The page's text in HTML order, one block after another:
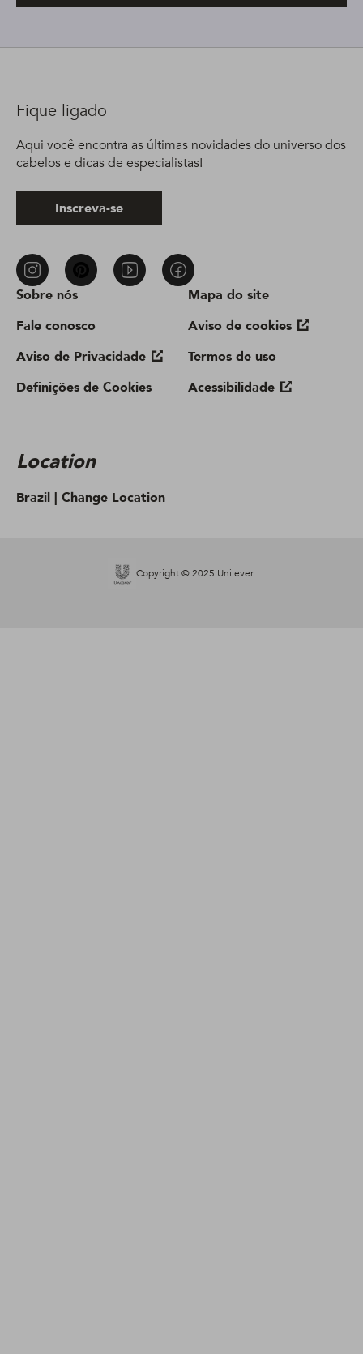
Sobre nós
Fale conosco
Aviso de Privacidade
Definições de Cookies
Mapa do site
Aviso de cookies
Termos de uso
Acessibilidade
Location
Brazil | Change Location
Fique ligado
Aqui você encontra as últimas novidades do universo dos
cabelos e dicas de especialistas!
Inscreva-se
Copyright © 2025 Unilever.